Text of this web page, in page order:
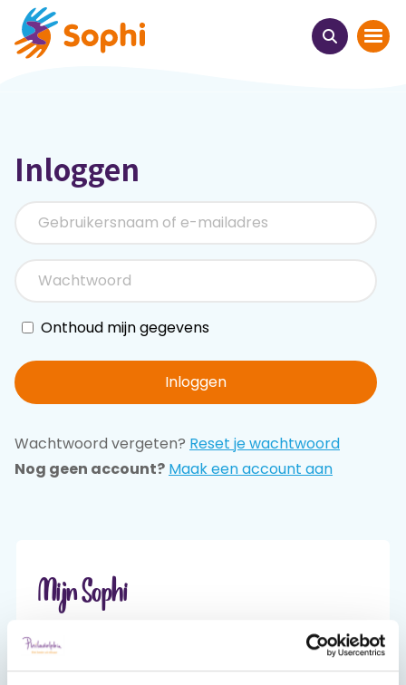
Thema's
Uit het hart
E-learnings
Themabijeenkomsten
Praat mee
Inloggen
Onthoud mijn gegevens
Inloggen
Wachtwoord vergeten? Reset je wachtwoord
Nog geen account? Maak een account aan
Mijn Sophi
Mijn Sophi is je persoonlijke én beveiligde
omgeving van sophi.online. Alleen jij hebt er,